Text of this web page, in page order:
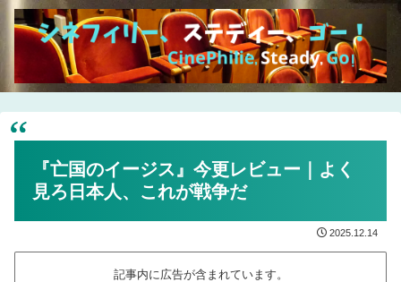
『亡国のイージス』今更レビュー｜よく
見ろ日本人、これが戦争だ
2025.12.14
記事内に広告が含まれています。